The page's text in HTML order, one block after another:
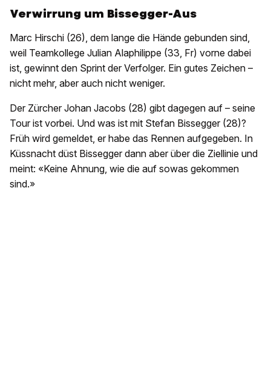
Verwirrung um Bissegger-Aus
Marc Hirschi (26), dem lange die Hände gebunden sind,
weil Teamkollege Julian Alaphilippe (33, Fr) vorne dabei
ist, gewinnt den Sprint der Verfolger. Ein gutes Zeichen –
nicht mehr, aber auch nicht weniger.
Der Zürcher Johan Jacobs (28) gibt dagegen auf – seine
Tour ist vorbei. Und was ist mit Stefan Bissegger (28)?
Früh wird gemeldet, er habe das Rennen aufgegeben. In
Küssnacht düst Bissegger dann aber über die Ziellinie und
meint: «Keine Ahnung, wie die auf sowas gekommen
sind.»